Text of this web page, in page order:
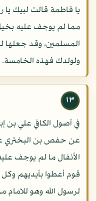
يا فاطمة قالت لبيك
مما لم يوجف عليه
المسلمين، وقد جعلها
ولولدك فهذه الخامسة.
١٣
في أصول الكافي علي بن
عن حفص بن البختري عن
الأنفال ما لم يوجف
قوم أعطوا بأيديهم
لرسول الله وهو